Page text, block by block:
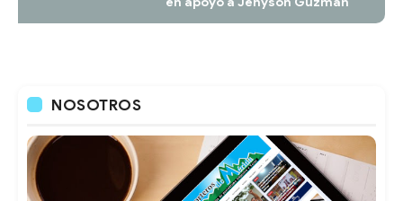
NOSOTROS